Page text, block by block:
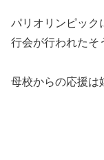
パリオリンピック
行会が行われたそ
母校からの応援は